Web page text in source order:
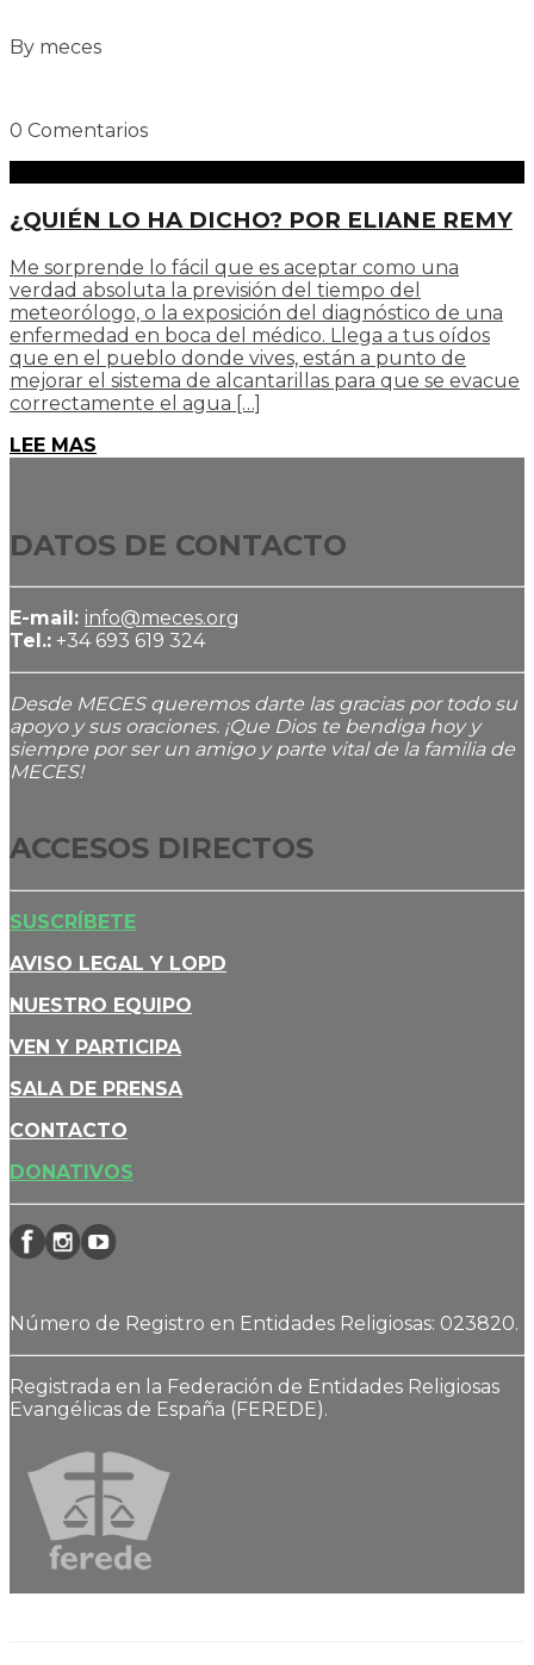
By meces
0 Comentarios
¿QUIÉN LO HA DICHO? POR ELIANE REMY
Me sorprende lo fácil que es aceptar como una
verdad absoluta la previsión del tiempo del
meteorólogo, o la exposición del diagnóstico de una
enfermedad en boca del médico. Llega a tus oídos
que en el pueblo donde vives, están a punto de
mejorar el sistema de alcantarillas para que se evacue
correctamente el agua […]
LEE MAS
DATOS DE CONTACTO
E-mail: info@meces.org
Tel.: +34 693 619 324
Desde MECES queremos darte las gracias por todo su
apoyo y sus oraciones. ¡Que Dios te bendiga hoy y
siempre por ser un amigo y parte vital de la familia de
MECES!
ACCESOS DIRECTOS
SUSCRÍBETE
AVISO LEGAL Y LOPD
NUESTRO EQUIPO
VEN Y PARTICIPA
SALA DE PRENSA
CONTACTO
DONATIVOS
Número de Registro en Entidades Religiosas: 023820.
Registrada en la Federación de Entidades Religiosas
Evangélicas de España (FEREDE).